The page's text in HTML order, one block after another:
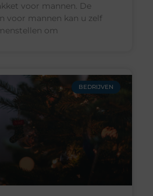
voor mannen. De
voor mannen kan u zelf
om
BEDRIJVEN